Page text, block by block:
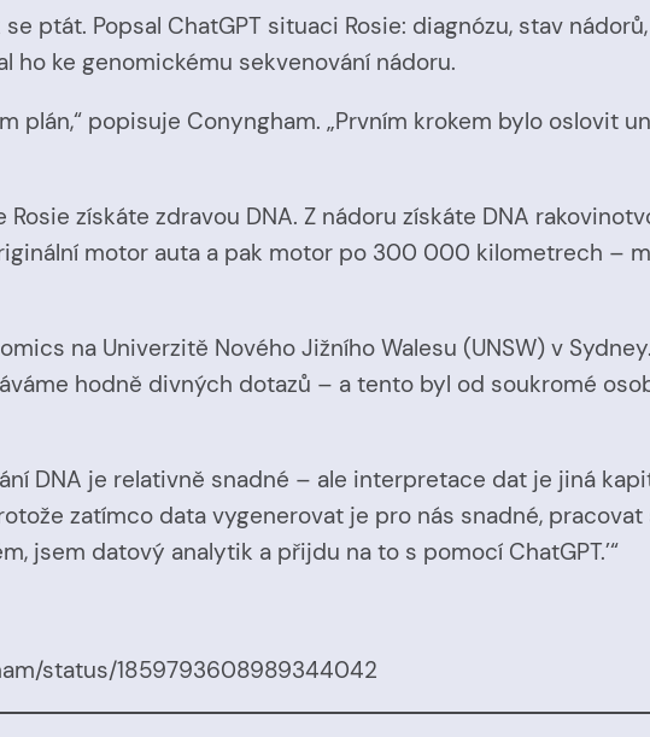
ptát. Popsal ChatGPT situaci Rosie: diagnózu, stav
ho ke genomickému sekvenování nádoru.
plán,“ popisuje Conyngham. „Prvním krokem bylo oslovit
získáte zdravou DNA. Z nádoru získáte DNA
motor auta a pak motor po 300 000 kilometrech –
na Univerzitě Nového Jižního Walesu (UNSW) v
hodně divných dotazů – a tento byl od soukromé
DNA je relativně snadné – ale interpretace dat je jiná
zatímco data vygenerovat je pro nás snadné, pracovat
jsem datový analytik a přijdu na to s pomocí ChatGPT.’“
status/1859793608989344042